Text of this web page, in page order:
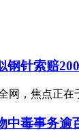
钢针索赔
网，焦点正
中毒事务逾